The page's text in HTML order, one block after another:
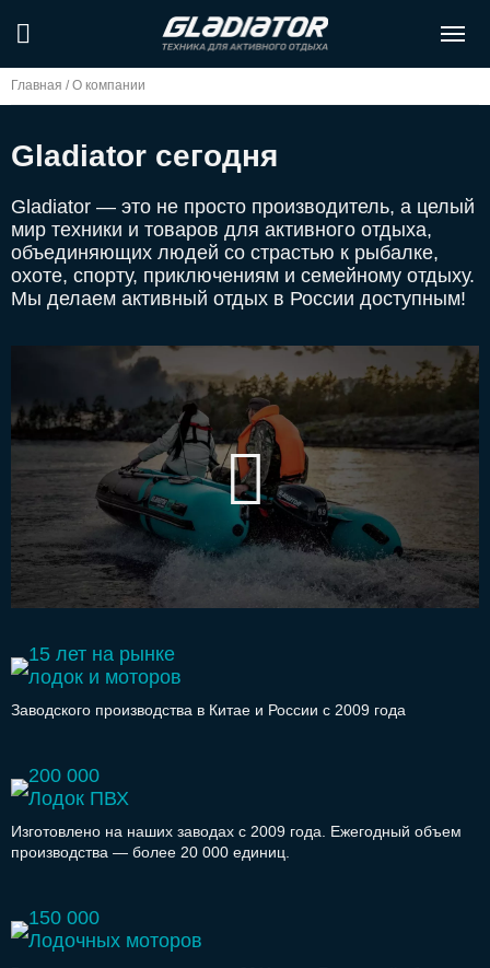
Главная / О компании
Gladiator сегодня
Gladiator — это не просто производитель, а целый
мир техники и товаров для активного отдыха,
объединяющих людей со страстью к рыбалке,
охоте, спорту, приключениям и семейному отдыху.
Мы делаем активный отдых в России доступным!
15 лет на рынке
лодок и моторов
Заводского производства в Китае и России с 2009 года
200 000
Лодок ПВХ
Изготовлено на наших заводах с 2009 года. Ежегодный объем
производства — более 20 000 единиц.
150 000
Лодочных моторов